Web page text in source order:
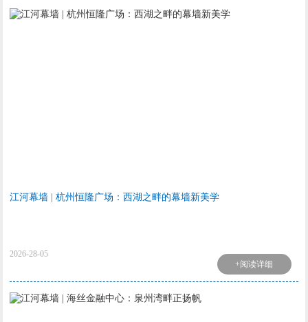
江河幕墙 | 杭州恒隆广场：西湖之畔的幕墙新美学
2026-28-05
+阅读详细